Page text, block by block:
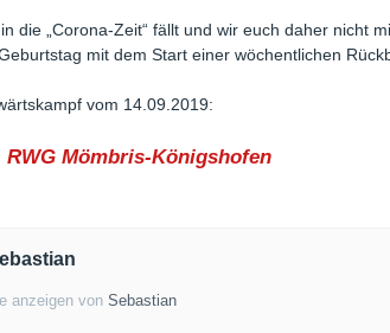
die „Corona-Zeit“ fällt und wir euch daher nicht
mit dem Start einer wöchentlichen
vom 14.09.2019:
Mömbris-Königshofen
anzeigen vonSebastian